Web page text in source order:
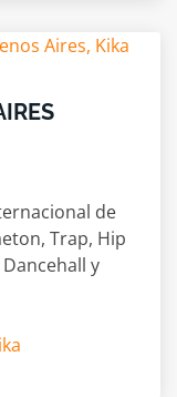
de
Trap, Hip
y